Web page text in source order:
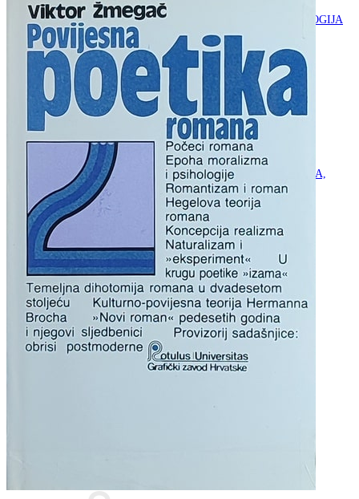
ETNOLOGIJA
FILOZOFIJA, SOCIOLOGIJA, ANTROPOLOGIJA
FOTOGRAFIJA
GLAZBENA UMJETNOST
KAZALIŠTE, FILM
OD KNJIŽEVNOST
DO RELIGIJA
KNJIŽEVNOST
LIKOVNA UMJETNOST
LJEKOVITO BILJE I ZDRAVLJE
MITOLOGIJA
POVIJEST I PUBLICISTIKA
PRIRODNE ZNANOSTI
PSIHOLOGIJA, POPULARNA PSIHOLOGIJA,
ALTERNATIVA
RAZNO
RELIGIJA
RJEČNICI, GRAMATIKE, PRAVOPISI…
ŠAH
SPORT
STRIPOVI
TEHNIČKE ZNANOSTI
TEORIJA I POVIJEST KNJIŽEVNOSTI
VEDUTE
ZAGREB
ZEMLJOVIDI